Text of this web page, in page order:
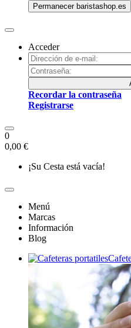
Permanecer baristashop.es
Acceder
Recordar la contraseña
Registrarse
0
0,00 €
¡Su Cesta está vacía!
Menú
Marcas
Información
Blog